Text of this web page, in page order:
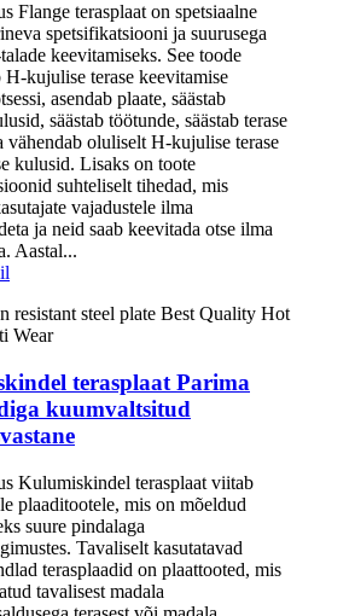
Flange terasplaat on spetsiaalne
spetsifikatsiooni ja suurusega
keevitamiseks. See toode
H-kujulise terase keevitamise
asendab plaate, säästab
säästab töötunde, säästab terase
vähendab oluliselt H-kujulise terase
kulusid. Lisaks on toote
suhteliselt tihedad, mis
vajadustele ilma
ja neid saab keevitada otse ilma
Aastal...
terasplaat Parima
kuumvaltsitud
Kulumiskindel terasplaat viitab
plaaditootele, mis on mõeldud
suure pindalaga
Tavaliselt kasutatavad
terasplaadid on plaattooted, mis
tavalisest madala